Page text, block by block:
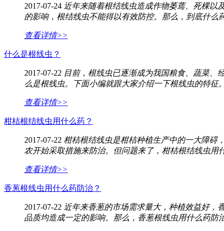
2017-07-24 近年来随着根结线虫造成作物萎蔫、死棵以
的影响，根结线虫不能得以有效防控。那么，到底什么
查看详情>>
什么是根线虫？
2017-07-22 目前，根线虫已逐渐成为我国粮食、蔬菜、
么是根线虫。下面小编就跟大家介绍一下根线虫的特征。
查看详情>>
柑桔根结线虫用什么药？
2017-07-22 柑桔根结线虫是柑桔种植生产中的一大障碍
农开始采取措施来防治。但问题来了，柑桔根结线虫用
查看详情>>
香葱根线虫用什么药防治？
2017-07-22 近年来香葱的市场需求量大，种植效益好，
品质均造成一定的影响。那么，香葱根线虫用什么药防